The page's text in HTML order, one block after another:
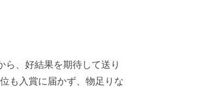
、好結果を期待して送り
も入賞に届かず、物足りな